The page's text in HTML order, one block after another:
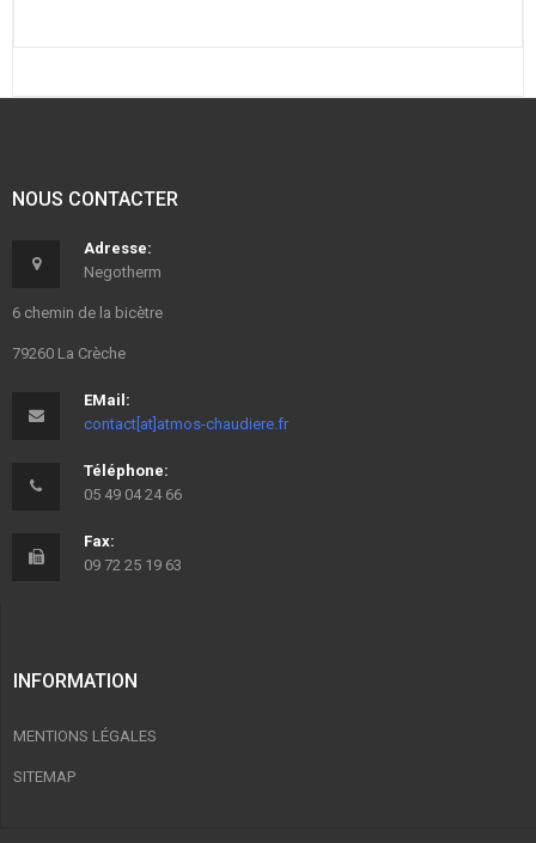
NOUS CONTACTER
Adresse:
Negotherm
6 chemin de la bicètre
79260 La Crèche
EMail:
contact[at]atmos-chaudiere.fr
Téléphone:
05 49 04 24 66
Fax:
09 72 25 19 63
INFORMATION
MENTIONS LÉGALES
SITEMAP